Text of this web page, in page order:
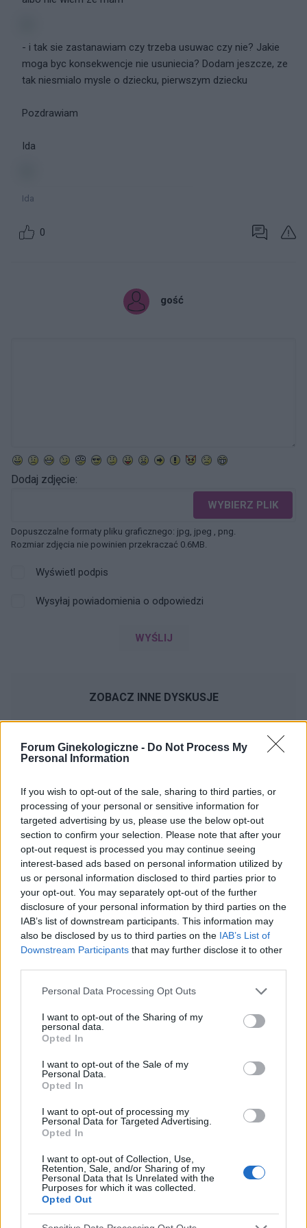
Forum Ginekologiczne - Do Not Process My
Personal Information
If you wish to opt-out of the sale, sharing to third parties, or
processing of your personal or sensitive information for
targeted advertising by us, please use the below opt-out
section to confirm your selection. Please note that after your
opt-out request is processed you may continue seeing
interest-based ads based on personal information utilized by
us or personal information disclosed to third parties prior to
your opt-out. You may separately opt-out of the further
disclosure of your personal information by third parties on the
IAB’s list of downstream participants. This information may
also be disclosed by us to third parties on the IAB’s List of
Downstream Participants that may further disclose it to other
Personal Data Processing Opt Outs
I want to opt-out of the Sharing of my
personal data.
Opted In
I want to opt-out of the Sale of my
Personal Data.
Opted In
I want to opt-out of processing my
Personal Data for Targeted Advertising.
Opted In
I want to opt-out of Collection, Use,
Retention, Sale, and/or Sharing of my
Personal Data that Is Unrelated with the
Purposes for which it was collected.
Opted Out
- i tak sie zastanawiam czy trzeba usuwac czy nie? Jakie
moga byc konsekwencje nie usuniecia? Dodam jeszcze, ze
tak niesmialo mysle o dziecku, pierwszym dziecku
Pozdrawiam
Ida
Ida
0
gość
Dodaj zdjęcie:
WYBIERZ PLIK
Dopuszczalne formaty pliku graficznego: jpg, jpeg , png.
Rozmiar zdjęcia nie powinien przekraczać 0.6MB.
Wyświetl podpis
Wysyłaj powiadomienia o odpowiedzi
WYŚLIJ
ZOBACZ INNE DYSKUSJE
Dosyć obife plamienie w czasie owulacji
Dzień dobry. Czy normalne jest obfite plamienie
w czasie owulacji? Niby jestem w okresie
owulacji, a dziś rano wyszedł ze mnie spory
skrzep krwi i plamie cały czas świeżą krwią.
Czuję w macicy lekkie pieczenie i zastanawiam
się co robić. Nigdy nie miałam takiej sytuacji.
Proszę o poradę na co zwrócić uwagę i czy jest
potrzeba jechacnia do lekarza. 25.05 miałam
wizytę u ginekologa, gdzie robione było również
Forum:Ginekologia - specjalista radzi, dla
pacjentki
gość
Obtarcie blon sluzowych pochwy
Obtarcie blon sluzowych pochwy podczas
seksu.Krew poleciala i jest pieczenie podczas
sikania i napuchniete .Jaka masc albo zel
pomoze na ta dolegliwość?.
pacjentki
Macica
Witam od miesiąca wystaje mi coś z pochwy
myślę że to macica nie mogę utrzymać moczu